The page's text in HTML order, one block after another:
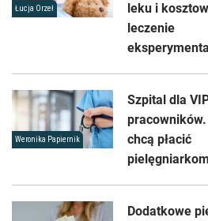
Łucja Orzeł
leku i
leczenie
Weronika Papiernik
Szpital dla
chcą płacić
pielęgniarkom
Dodatkowe